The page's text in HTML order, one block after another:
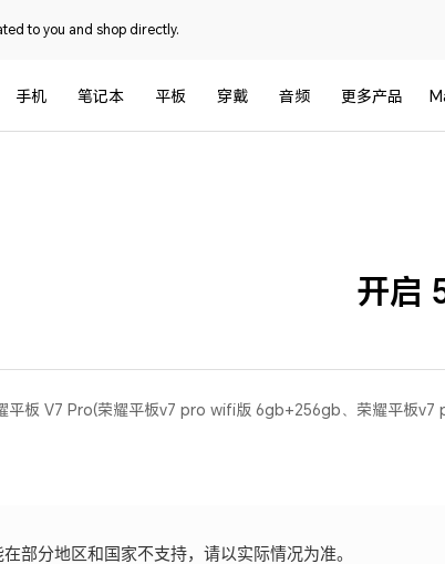
to you and shop directly.
手机 笔记本 平板 穿戴 音频 更多产品
开启
部分地区和国家不支持，请以实际情况为准。